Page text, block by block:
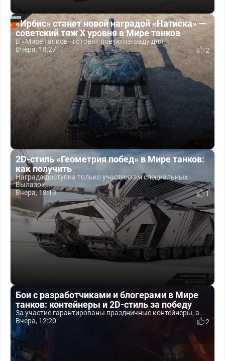
«Ирбис» станет новой наградой «Натиска» —
советский тяж X уровня в Мире танков
В «Мире танков» готовят новую награду для...
Вчера, 18:27
2
2D-стиль «Геометрия побед» в Мире танков:
как получить
Награда доступна только участникам специальных
Вылазок,...
Вчера, 18:13
1
Бои с разработчиками и блогерами в Мире
танков: контейнеры и 2D-стиль за победу
За участие гарантированы праздничные контейнеры, а...
Вчера, 12:20
2